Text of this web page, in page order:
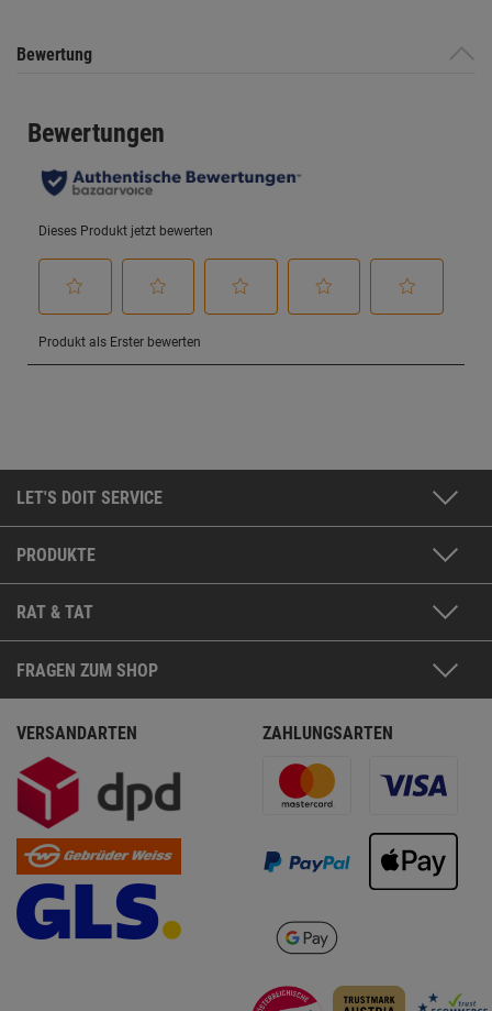
Bewertung
LET'S DOIT SERVICE
PRODUKTE
RAT & TAT
FRAGEN ZUM SHOP
VERSANDARTEN ZAHLUNGSARTEN